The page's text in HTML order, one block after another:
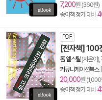
7,200원 (360원)
종이책 정가 대비
PDF
[전자책] 100
톰 앨스틸 (지은이),
커뮤니케이션북스|
20,000원 (1,000
종이책 정가 대비